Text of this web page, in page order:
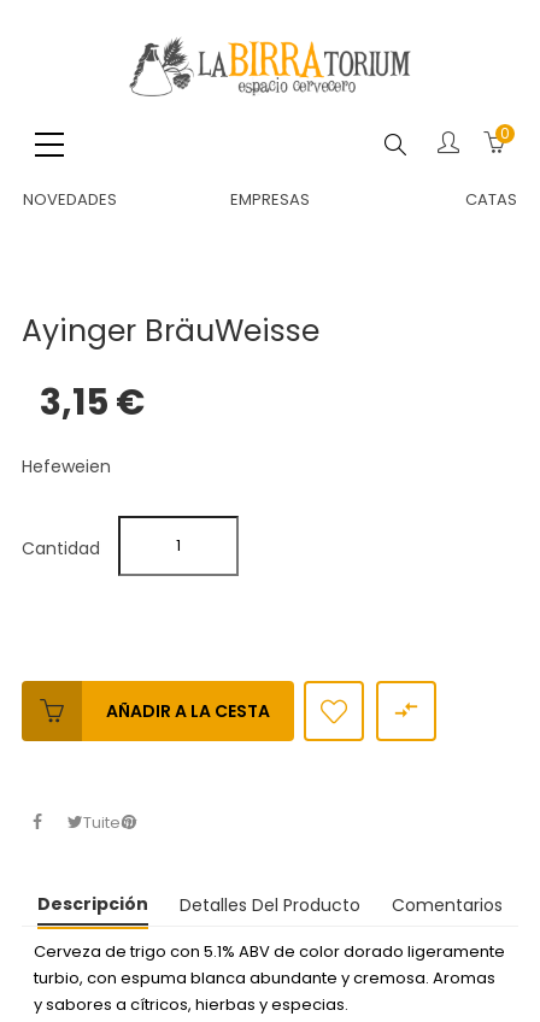
Buscar 0
NOVEDADES EMPRESAS CATAS
Ayinger BräuWeisse
3,15 €
Hefeweien
Cantidad
AÑADIR A LA CESTA 
Tuitear
Descripción Detalles Del Producto Comentarios
Cerveza de trigo con 5.1% ABV de color dorado ligeramente
turbio, con espuma blanca abundante y cremosa. Aromas
y sabores a cítricos, hierbas y especias.